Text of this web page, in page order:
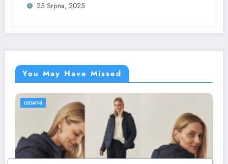
25 Srpna, 2025
You May Have Missed
OSTATNÍ